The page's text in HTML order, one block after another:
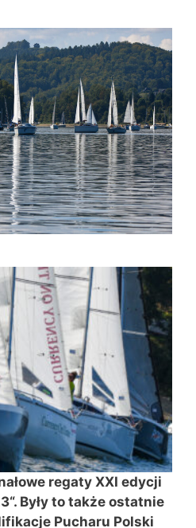
regaty XXI edycji
Były to także ostatnie
Pucharu Polski